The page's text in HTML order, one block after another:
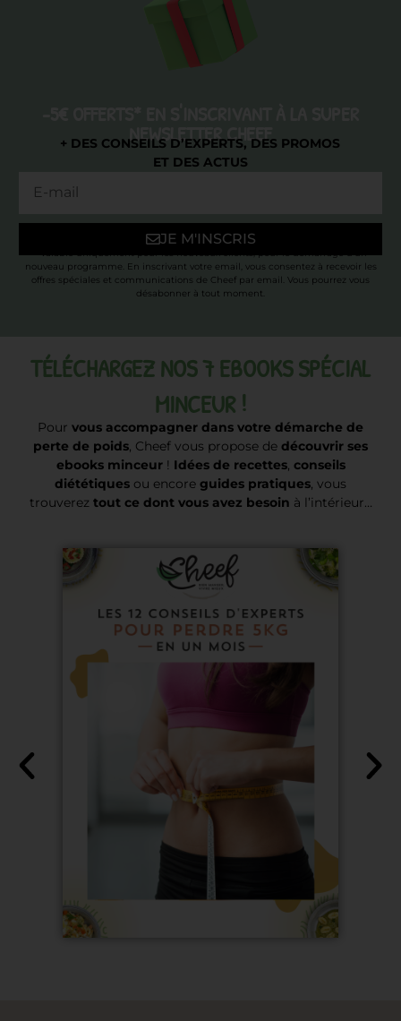
NEWSLETTER CHEEF
+ DES CONSEILS D’EXPERTS, DES PROMOS
ET DES ACTUS
JE M'INSCRIS
* Valable uniquement pour les nouveaux clients, pour le démarrage d’un
nouveau programme. En inscrivant votre email, vous consentez à recevoir les
offres spéciales et communications de Cheef par email. Vous pourrez vous
désabonner à tout moment.
TÉLÉCHARGEZ NOS 7 EBOOKS SPÉCIAL
MINCEUR !
Pour vous accompagner dans votre démarche de
perte de poids, Cheef vous propose de découvrir ses
ebooks minceur! Idées de recettes, conseils
diététiques ou encore guides pratiques, vous
trouverez tout ce dont vous avez besoin à l’intérieur…